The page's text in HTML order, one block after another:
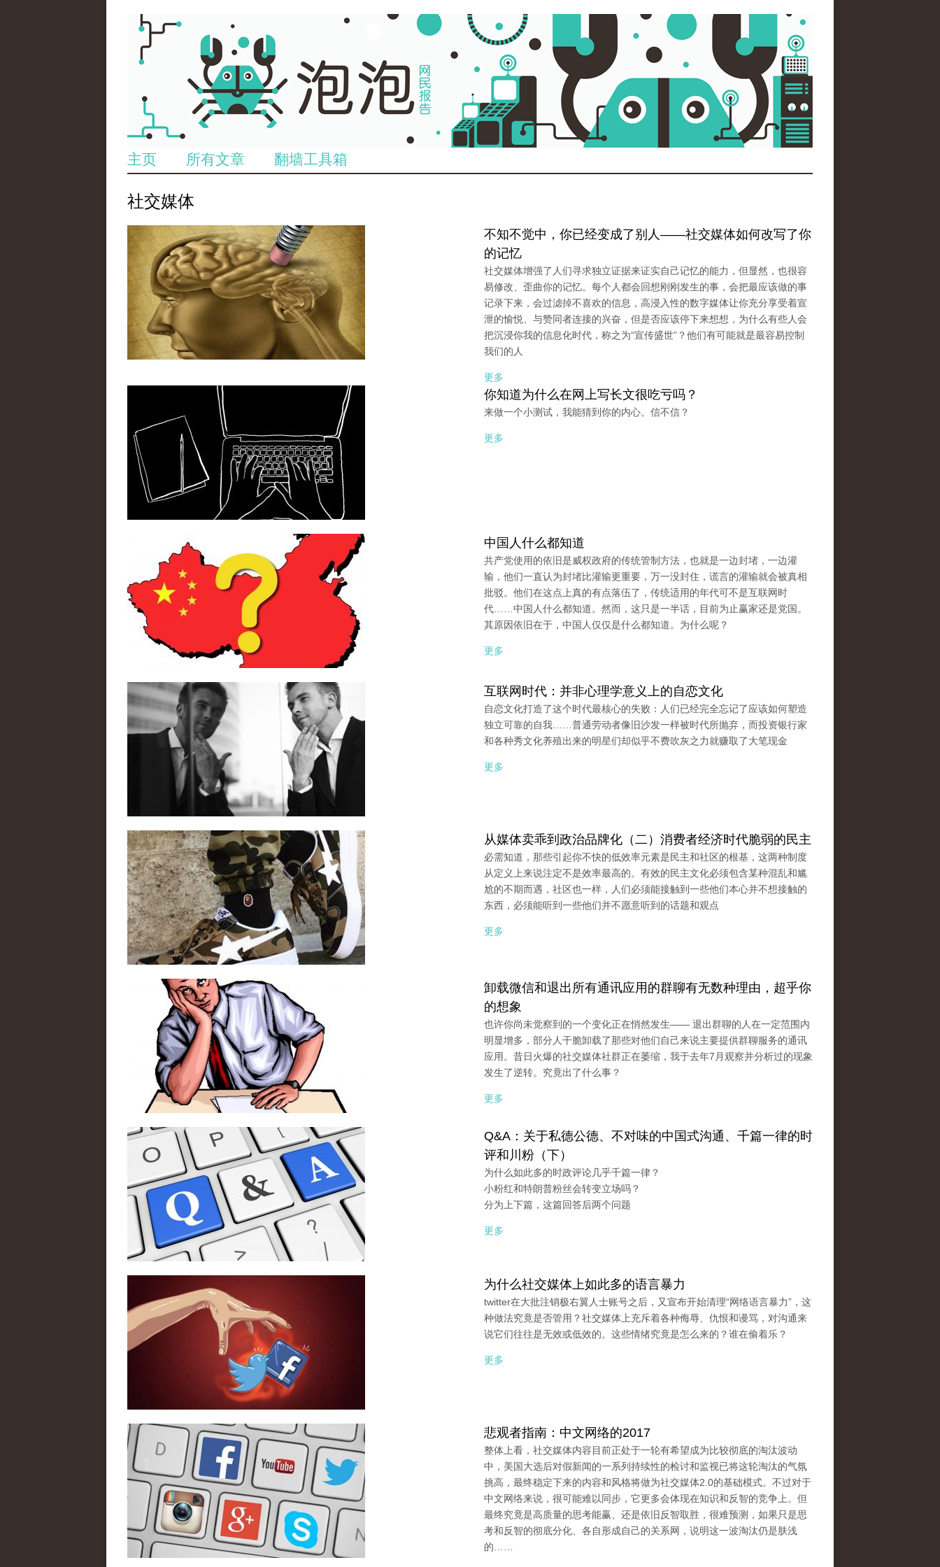
主页 所有文章 翻墙工具箱
社交媒体
不知不觉中，你已经变成了别人——社交媒体如何改写了你
的记忆
社交媒体增强了人们寻求独立证据来证实自己记忆的能力，但显然，也很容
易修改、歪曲你的记忆。每个人都会回想刚刚发生的事，会把最应该做的事
记录下来，会过滤掉不喜欢的信息，高浸入性的数字媒体让你充分享受着宣
泄的愉悦、与赞同者连接的兴奋，但是否应该停下来想想，为什么有些人会
把沉浸你我的信息化时代，称之为“宣传盛世”？他们有可能就是最容易控制
我们的人
更多
你知道为什么在网上写长文很吃亏吗？
来做一个小测试，我能猜到你的内心。信不信？
更多
中国人什么都知道
共产党使用的依旧是威权政府的传统管制方法，也就是一边封堵，一边灌
输，他们一直认为封堵比灌输更重要，万一没封住，谎言的灌输就会被真相
批驳。他们在这点上真的有点落伍了，传统适用的年代可不是互联网时
代……中国人什么都知道。然而，这只是一半话，目前为止赢家还是党国。
其原因依旧在于，中国人仅仅是什么都知道。为什么呢？
更多
互联网时代：并非心理学意义上的自恋文化
自恋文化打造了这个时代最核心的失败：人们已经完全忘记了应该如何塑造
独立可靠的自我……普通劳动者像旧沙发一样被时代所抛弃，而投资银行家
和各种秀文化养殖出来的明星们却似乎不费吹灰之力就赚取了大笔现金
更多
从媒体卖乖到政治品牌化（二）消费者经济时代脆弱的民主
必需知道，那些引起你不快的低效率元素是民主和社区的根基，这两种制度
从定义上来说注定不是效率最高的。有效的民主文化必须包含某种混乱和尴
尬的不期而遇，社区也一样，人们必须能接触到一些他们本心并不想接触的
东西，必须能听到一些他们并不愿意听到的话题和观点
更多
卸载微信和退出所有通讯应用的群聊有无数种理由，超乎你
的想象
也许你尚未觉察到的一个变化正在悄然发生—— 退出群聊的人在一定范围内
明显增多，部分人干脆卸载了那些对他们自己来说主要提供群聊服务的通讯
应用。昔日火爆的社交媒体社群正在萎缩，我于去年7月观察并分析过的现象
发生了逆转。究竟出了什么事？
更多
Q&A：关于私德公德、不对味的中国式沟通、千篇一律的时
评和川粉（下）
为什么如此多的时政评论几乎千篇一律？
小粉红和特朗普粉丝会转变立场吗？
分为上下篇，这篇回答后两个问题
更多
为什么社交媒体上如此多的语言暴力
twitter在大批注销极右翼人士账号之后，又宣布开始清理“网络语言暴力”，这
种做法究竟是否管用？社交媒体上充斥着各种侮辱、仇恨和谩骂，对沟通来
说它们往往是无效或低效的。这些情绪究竟是怎么来的？谁在偷着乐？
更多
悲观者指南：中文网络的2017
整体上看，社交媒体内容目前正处于一轮有希望成为比较彻底的淘汰波动
中，美国大选后对假新闻的一系列持续性的检讨和监视已将这轮淘汰的气氛
挑高，最终稳定下来的内容和风格将做为社交媒体2.0的基础模式。不过对于
中文网络来说，很可能难以同步，它更多会体现在知识和反智的竞争上。但
最终究竟是高质量的思考能赢、还是依旧反智取胜，很难预测，如果只是思
考和反智的彻底分化、各自形成自己的关系网，说明这一波淘汰仍是肤浅
的……